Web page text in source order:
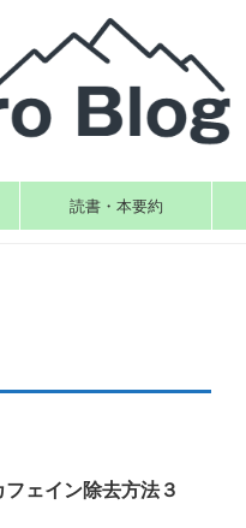
読書・本要約
ェイン除去方法３